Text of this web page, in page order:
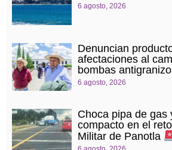
6 agosto, 2026
Denuncian
afectaciones al
bombas antigranizo
6 agosto, 2026
Choca pipa de gas
compacto en el
Militar de Panotla